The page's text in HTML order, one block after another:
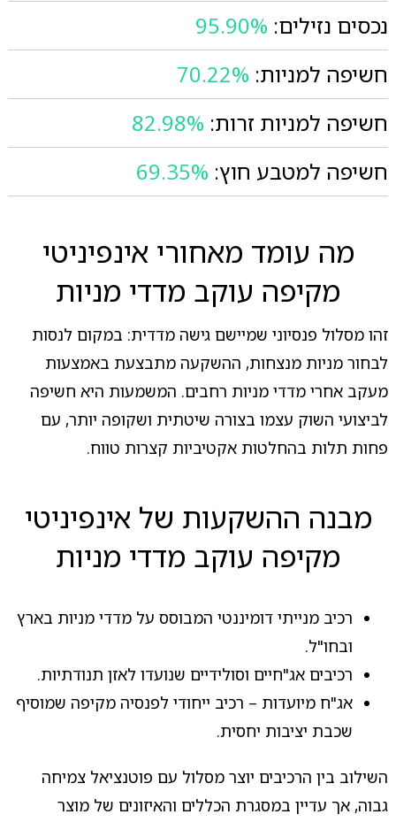
נכסים נזילים: 95.90%
חשיפה למניות: 70.22%
חשיפה למניות זרות: 82.98%
חשיפה למטבע חוץ: 69.35%
מה עומד מאחורי אינפיניטי
מקיפה עוקב מדדי מניות
זהו מסלול פנסיוני שמיישם גישה מדדית: במקום לנסות
לבחור מניות מנצחות, ההשקעה מתבצעת באמצעות
מעקב אחרי מדדי מניות רחבים. המשמעות היא חשיפה
לביצועי השוק עצמו בצורה שיטתית ושקופה יותר, עם
פחות תלות בהחלטות אקטיביות קצרות טווח.
מבנה ההשקעות של אינפיניטי
מקיפה עוקב מדדי מניות
רכיב מנייתי דומיננטי המבוסס על מדדי מניות בארץ
ובחו"ל.
רכיבים אג"חיים וסולידיים שנועדו לאזן תנודתיות.
אג"ח מיועדות – רכיב ייחודי לפנסיה מקיפה שמוסיף
שכבת יציבות יחסית.
השילוב בין הרכיבים יוצר מסלול עם פוטנציאל צמיחה
גבוה, אך עדיין במסגרת הכללים והאיזונים של מוצר